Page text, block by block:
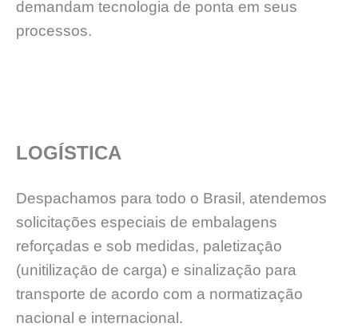
demandam tecnologia de ponta em seus
processos.
LOGÍSTICA
Despachamos para todo o Brasil, atendemos
solicitações especiais de embalagens
reforçadas e sob medidas, paletizaçāo
(unitilizaçāo de carga) e sinalização para
transporte de acordo com a normatização
nacional e internacional.